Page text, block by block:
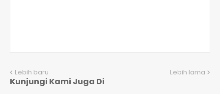
Lebih baru Lebih lama
Kunjungi Kami Juga Di